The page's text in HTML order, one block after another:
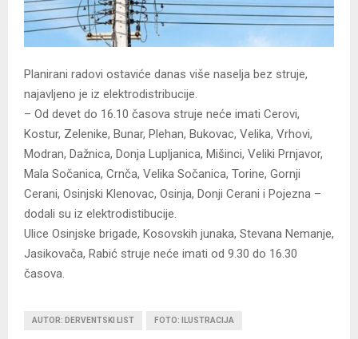
Planirani radovi ostaviće danas više naselja bez struje,
najavljeno je iz elektrodistribucije.
– Od devet do 16.10 časova struje neće imati Cerovi,
Kostur, Zelenike, Bunar, Plehan, Bukovac, Velika, Vrhovi,
Modran, Dažnica, Donja Lupljanica, Mišinci, Veliki Prnjavor,
Mala Sočanica, Crnča, Velika Sočanica, Torine, Gornji
Cerani, Osinjski Klenovac, Osinja, Donji Cerani i Pojezna –
dodali su iz elektrodistibucije.
Ulice Osinjske brigade, Kosovskih junaka, Stevana Nemanje,
Jasikovača, Rabić struje neće imati od 9.30 do 16.30
časova.
AUTOR: DERVENTSKI LIST FOTO: ILUSTRACIJA